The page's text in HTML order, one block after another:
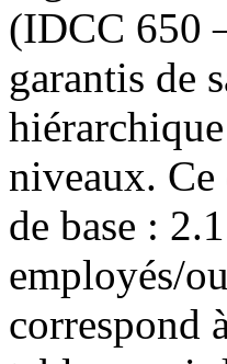
(IDCC 650
garantis de
niveaux. Ce
de base :
employés/
correspond